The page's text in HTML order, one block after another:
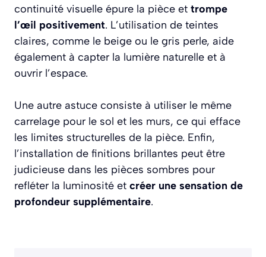
continuité visuelle épure la pièce et trompe
l’œil positivement. L’utilisation de teintes
claires, comme le beige ou le gris perle, aide
également à capter la lumière naturelle et à
ouvrir l’espace.
Une autre astuce consiste à utiliser le même
carrelage pour le sol et les murs, ce qui efface
les limites structurelles de la pièce. Enfin,
l’installation de finitions brillantes peut être
judicieuse dans les pièces sombres pour
refléter la luminosité et créer une sensation de
profondeur supplémentaire.